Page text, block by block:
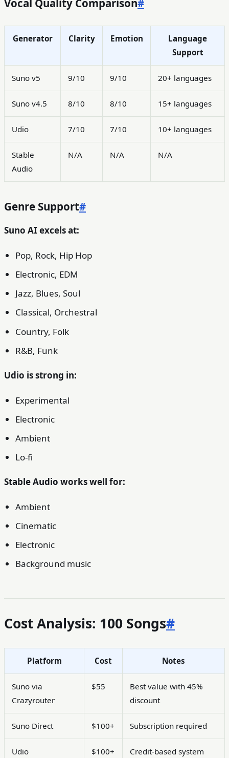
Vocal Quality Comparison#
Generator Clarity Emotion
Language
Support
Suno v5 9/10 9/10 20+ languages
Suno v4.5 8/10 8/10 15+ languages
Udio 7/10 7/10 10+ languages
Stable
Audio
N/A N/A N/A
Genre Support#
Suno AI excels at:
Pop, Rock, Hip Hop
Electronic, EDM
Jazz, Blues, Soul
Classical, Orchestral
Country, Folk
R&B, Funk
Udio is strong in:
Experimental
Electronic
Ambient
Lo-fi
Stable Audio works well for:
Ambient
Cinematic
Electronic
Background music
Cost Analysis: 100 Songs#
Platform Cost Notes
Suno via
Crazyrouter
$55
Best value with 45%
discount
Suno Direct $100+ Subscription required
Udio $100+ Credit-based system